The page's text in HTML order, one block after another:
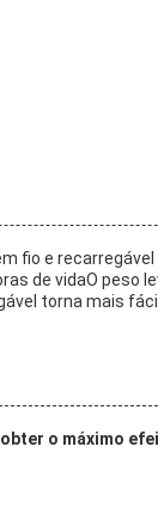
fio e
de vidaO peso
torna mais
o máximo